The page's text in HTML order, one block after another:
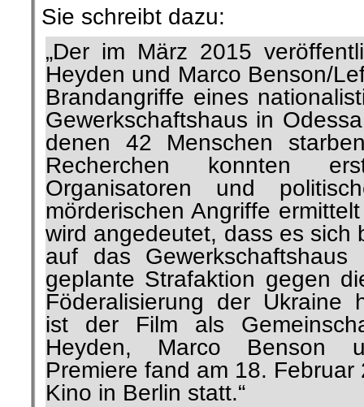
Sie schreibt dazu:
„Der im März 2015
Heyden und Marco Benson/
Brandangriffe eines
Gewerkschaftshaus in
denen 42 Menschen
Recherchen konnten
Organisatoren und
mörderischen Angriffe
wird angedeutet, dass es sich
auf das
geplante Strafaktion gegen
Föderalisierung der Ukraine
ist der Film als
Heyden, Marco Benson
Premiere fand am 18.
Kino in Berlin statt.“